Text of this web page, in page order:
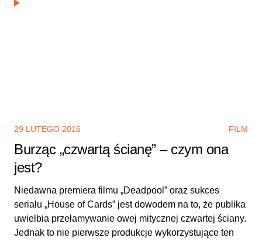
29 LUTEGO 2016 FILM
Burząc „czwartą ścianę” – czym ona
jest?
Niedawna premiera filmu „Deadpool” oraz sukces
serialu „House of Cards” jest dowodem na to, że publika
uwielbia przełamywanie owej mitycznej czwartej ściany.
Jednak to nie pierwsze produkcje wykorzystujące ten